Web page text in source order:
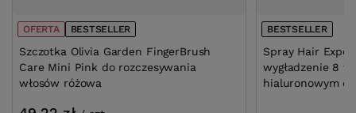
OFERTA BESTSELLER
Szczotka Olivia Garden FingerBrush
Care Mini Pink do rozczesywania
włosów różowa
BESTSELLER
Spray Hair
wygładzenie 8
hialuronowym